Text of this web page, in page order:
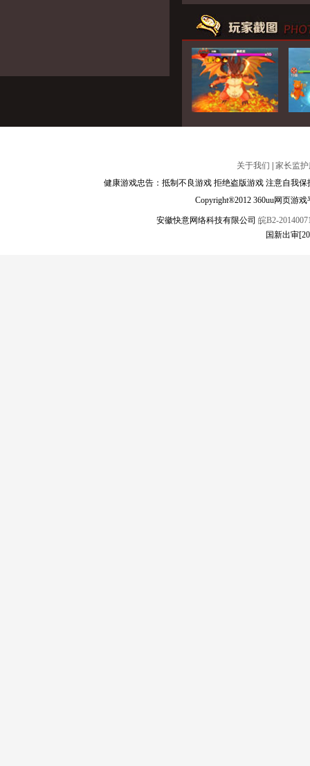
关于我们
家长监
健康游戏忠告：抵制不良游戏 拒绝盗版游戏 注意自我
Copyright®2012 360uu网页游
安徽快意网络科技有限公司 皖B2-
国新出审